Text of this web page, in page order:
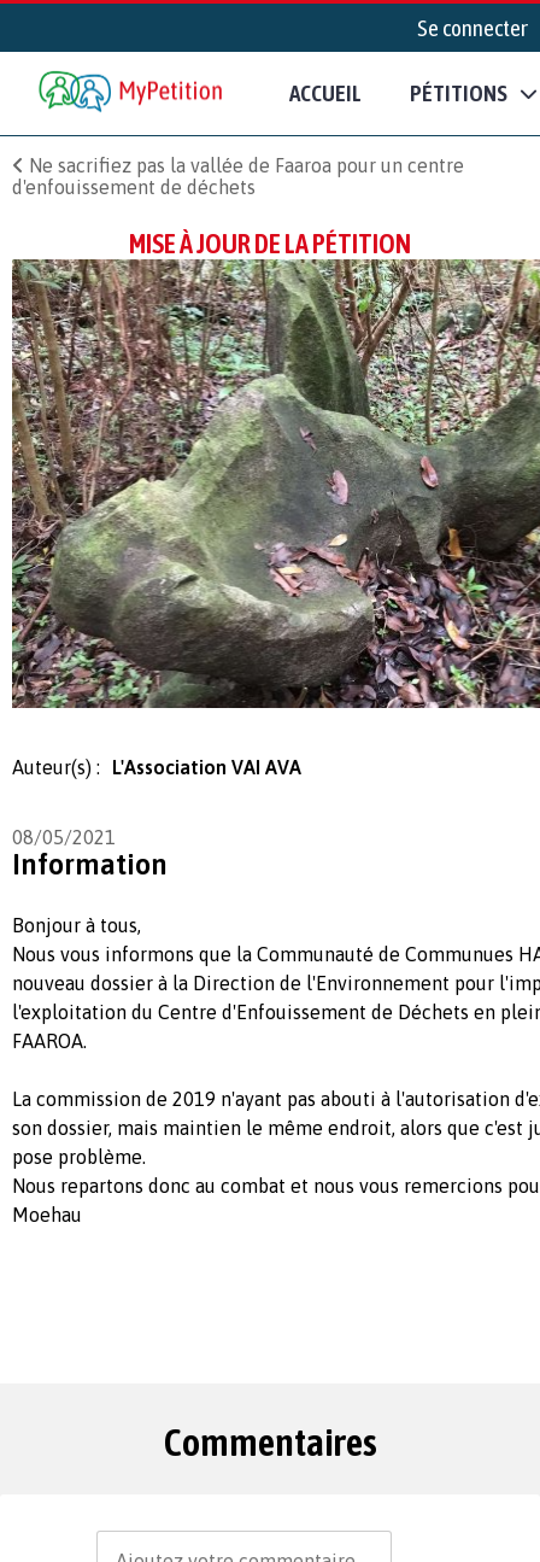
Se connecter
ACCUEIL PÉTITIONS
Ne sacrifiez pas la vallée de Faaroa pour un centre
d'enfouissement de déchets
MISE À JOUR DE LA PÉTITION
Auteur(s) : L'Association VAI AVA
08/05/2021
Information
Bonjour à tous,
Nous vous informons que la Communauté de Communues
nouveau dossier à la Direction de l'Environnement pour
l'exploitation du Centre d'Enfouissement de Déchets en
FAAROA.
La commission de 2019 n'ayant pas abouti à l'autorisation
son dossier, mais maintien le même endroit, alors que c'est
pose problème.
Nous repartons donc au combat et nous vous remercions
Moehau
Commentaires